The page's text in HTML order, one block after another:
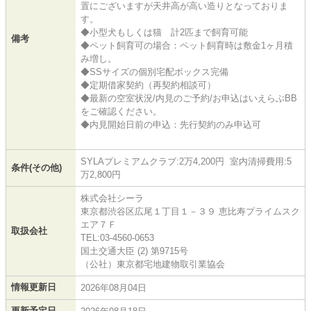
備考
置にございますが天井高が高い造りとなっておりま
す。
◆小型犬もしくは猫 計2匹まで飼育可能
◆ペット飼育可の場合：ペット飼育時は敷金1ヶ月積
み増し。
◆SSサイズの個別宅配ボックス完備
◆定期借家契約（再契約相談可）
◆最新の空室状況/内見のご予約/お申込はいえらぶBB
をご確認ください。
◆内見開始日前の申込：先行契約のみ申込可
条件(その他)
SYLAプレミアムクラブ:2万4,200円 室内清掃費用:5
万2,800円
取扱会社
株式会社シーラ
東京都渋谷区広尾１丁目１－３９ 恵比寿プライムスク
エア７Ｆ
TEL:03-4560-0653
国土交通大臣 (2) 第9715号
（公社）東京都宅地建物取引業協会
情報更新日 2026年08月04日